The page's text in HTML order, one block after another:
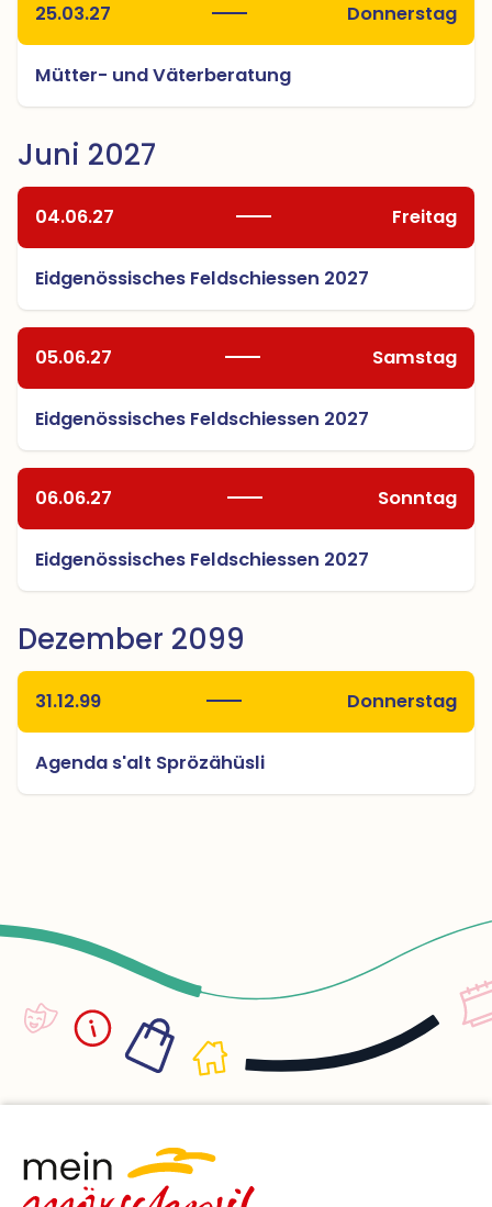
25.03.27 Donnerstag
Mütter- und Väterberatung
Juni 2027
04.06.27 Freitag
Eidgenössisches Feldschiessen 2027
05.06.27 Samstag
Eidgenössisches Feldschiessen 2027
06.06.27 Sonntag
Eidgenössisches Feldschiessen 2027
Dezember 2099
31.12.99 Donnerstag
Agenda s'alt Sprözähüsli